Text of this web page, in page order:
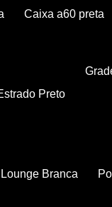
Caixa a60 preta
Estrado Preto
Lounge Branca